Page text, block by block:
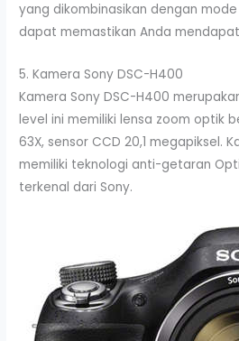
yang dikombinasikan dengan
dapat memastikan Anda
5. Kamera Sony DSC-H400
Kamera Sony DSC-H400
level ini memiliki lensa zoom optik
63X, sensor CCD 20,1 megapiksel.
memiliki teknologi anti-getaran
terkenal dari Sony.